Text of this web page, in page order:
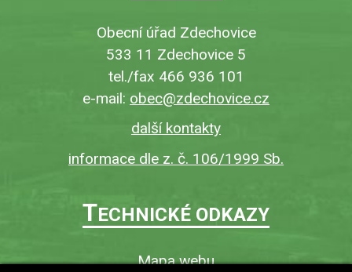
Obecní úřad Zdechovice
533 11 Zdechovice 5
tel./fax 466 936 101
e-mail: obec@zdechovice.cz
další kontakty
informace dle z. č. 106/1999 Sb.
TECHNICKÉ ODKAZY
Mapa webu